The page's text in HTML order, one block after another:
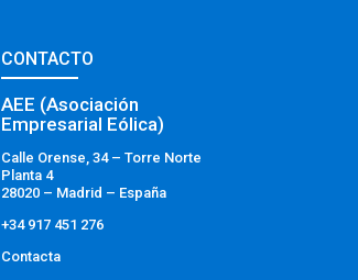
CONTACTO
AEE (Asociación
Empresarial Eólica)
Calle Orense, 34 – Torre Norte
Planta 4
28020 – Madrid – España
+34 917 451 276
Contacta